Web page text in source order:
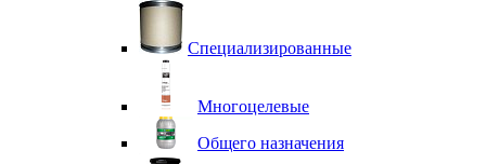
Специализированные
Многоцелевые
Общего назначения